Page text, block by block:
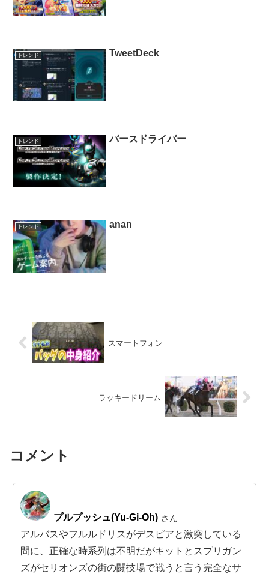
トレンド TweetDeck
トレンド バースドライバー
トレンド anan
スマートフォン
ラッキードリーム
コメント
プルプッシュ(Yu-Gi-Oh) さん
アルバスやフルルドリスがデスピアと激突している
間に、正確な時系列は不明だがキットとスプリガン
ズがセリオンズの街の闘技場で戦うと言う完全なサ